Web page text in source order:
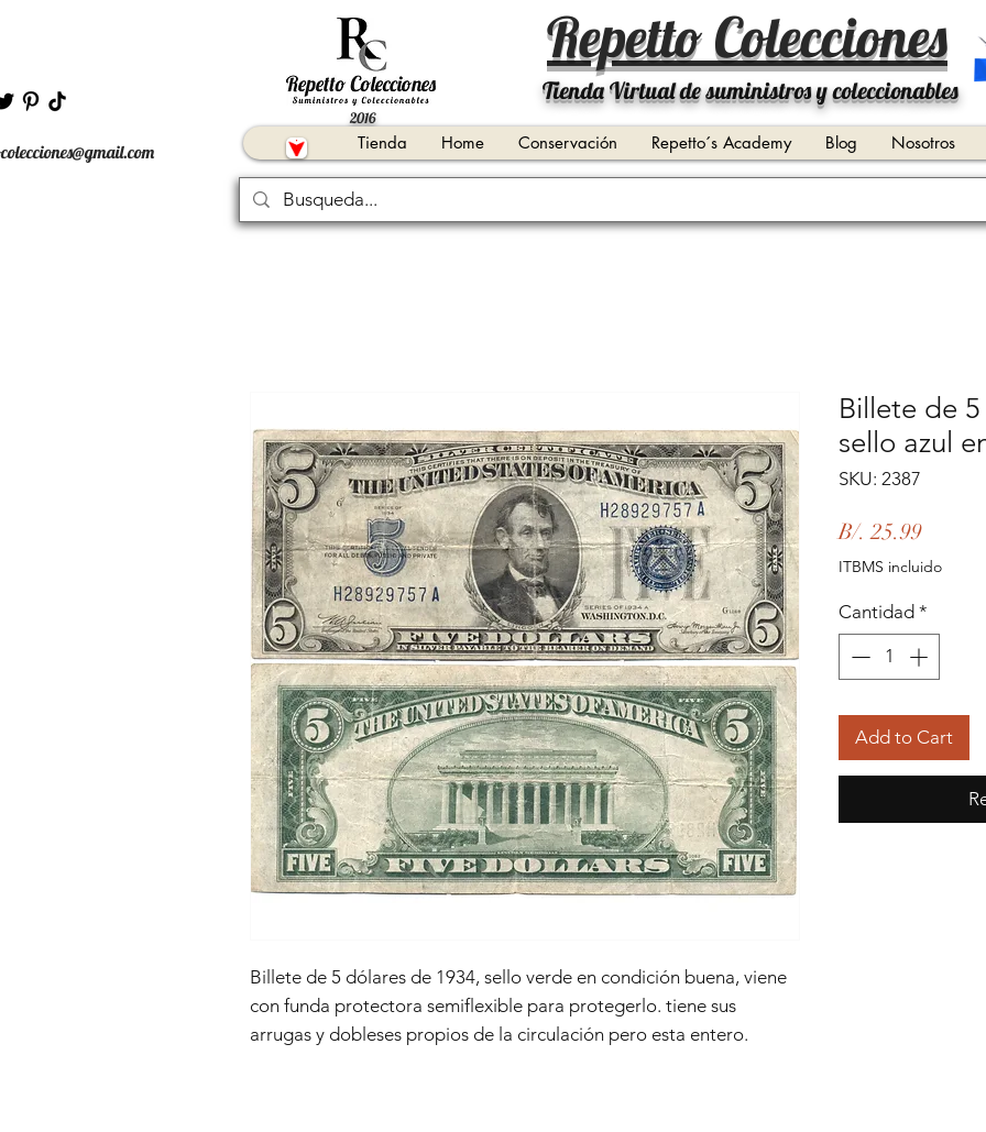
2016
Repetto Colecciones
Tienda Virtual de suministros y coleccionables
Tienda Home Conservación Repetto´s Academy Blog Nosotros
Billete de 5 dólares de 1934, sello verde en condición buena, viene
con funda protectora semiflexible para protegerlo. tiene sus
arrugas y dobleses propios de la circulación pero esta entero.
Billete de
sello azul
SKU: 2387
B/. 25.99Precio
ITBMS incluido
Cantidad *
Add to Cart